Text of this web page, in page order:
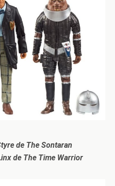
de The Sontaran
de The Time Warrior